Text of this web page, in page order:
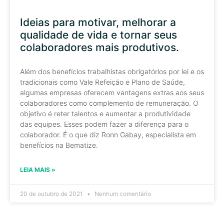
Ideias para motivar, melhorar a
qualidade de vida e tornar seus
colaboradores mais produtivos.
Além dos benefícios trabalhistas obrigatórios por lei e os
tradicionais como Vale Refeição e Plano de Saúde,
algumas empresas oferecem vantagens extras aos seus
colaboradores como complemento de remuneração. O
objetivo é reter talentos e aumentar a produtividade
das equipes. Esses podem fazer a diferença para o
colaborador. É o que diz Ronn Gabay, especialista em
benefícios na Bematize.
LEIA MAIS »
20 de outubro de 2021 Nenhum comentário